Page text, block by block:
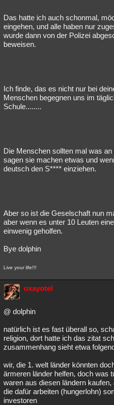
Das hatte ich auch schonmal,
eingehen, und alle haben nur
wurde dann von der Polizei
beweisen.
Ich finde, das es nicht nur bei
Menschen begegnen uns im
Schule........
Die Menschen sollten mal was
sagen sie machen etwas und
deutsch den S**** einziehen.
Aber so ist die Geselschaft nun
aber wenn es unter 10 Leuten
einwenig geholfen.
Bye dolphin
Live your life!!!
oxayotel
@ dolphin
natürlich ist es fast überall so,
religion, dort hatte ich das zitat
zusammenhang sieht etwa
wir, die 1. welt länder könnten
ärmeren länder helfen, doch was
waren aus diesen ländern
die dafür arbeiten (hungerlohn)
investoren